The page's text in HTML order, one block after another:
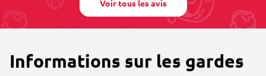
Voir tous les avis
Informations sur les gardes